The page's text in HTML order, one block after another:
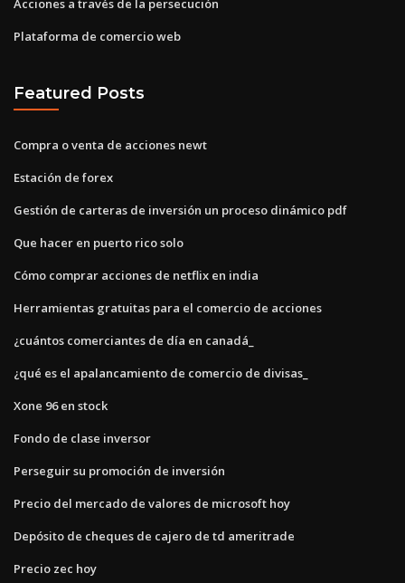
Acciones a través de la persecución
Plataforma de comercio web
Featured Posts
Compra o venta de acciones newt
Estación de forex
Gestión de carteras de inversión un proceso dinámico pdf
Que hacer en puerto rico solo
Cómo comprar acciones de netflix en india
Herramientas gratuitas para el comercio de acciones
¿cuántos comerciantes de día en canadá_
¿qué es el apalancamiento de comercio de divisas_
Xone 96 en stock
Fondo de clase inversor
Perseguir su promoción de inversión
Precio del mercado de valores de microsoft hoy
Depósito de cheques de cajero de td ameritrade
Precio zec hoy